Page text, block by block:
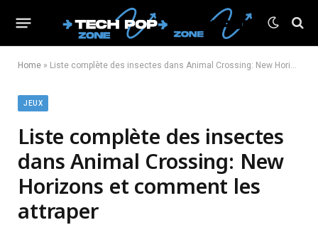
Home » Liste complète des insectes dans Animal Crossing: New Horizons et comment les attraper
JEUX
Liste complète des insectes
dans Animal Crossing: New
Horizons et comment les
attraper